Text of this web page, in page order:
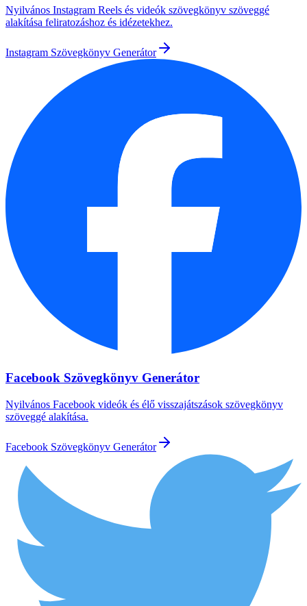
Nyilvános Instagram Reels és videók szövegkönyv szöveggé
alakítása feliratozáshoz és idézetekhez.
Instagram Szövegkönyv Generátor
Facebook Szövegkönyv Generátor
Nyilvános Facebook videók és élő visszajátszások szövegkönyv
szöveggé alakítása.
Facebook Szövegkönyv Generátor